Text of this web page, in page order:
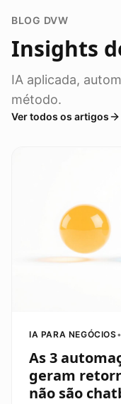
BLOG DVW
Insights
IA aplicada,
método.
Ver todos os artigos
IA PARA NEGÓCIOS•
As 3
geram
não são